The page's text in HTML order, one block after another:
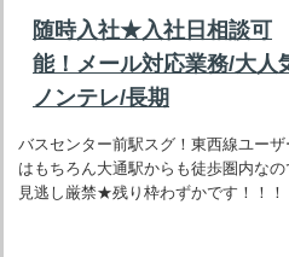
随時入社★入社日相談可
能！メール対応業務/大人
ノンテレ/長期
バスセンター前駅スグ！東西線ユーザ
はもちろん大通駅からも徒歩圏内なの
見逃し厳禁★残り枠わずかです！！！